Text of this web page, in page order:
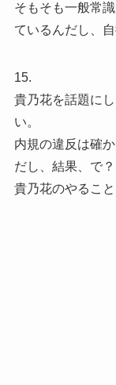
そもそも一般常
ているんだし、
15.
貴乃花を話題に
い。
内規の違反は確
だし、結果、で？
貴乃花のやるこ